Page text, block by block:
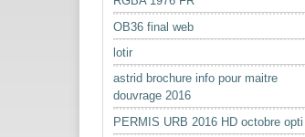
OB36 final web
lotir
astrid brochure info pour maitre
douvrage 2016
PERMIS URB 2016 HD octobre opti